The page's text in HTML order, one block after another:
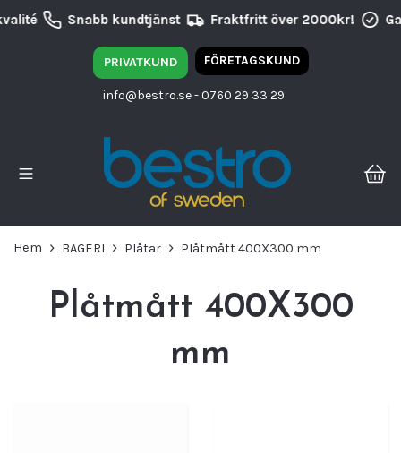
Snabb kundtjänst Fraktfritt över 2000kr!
PRIVATKUND FÖRETAGSKUND
info@bestro.se- 0760 29 33 29
Hem BAGERI Plåtar Plåtmått 400X300 mm
Plåtmått 400X300
mm